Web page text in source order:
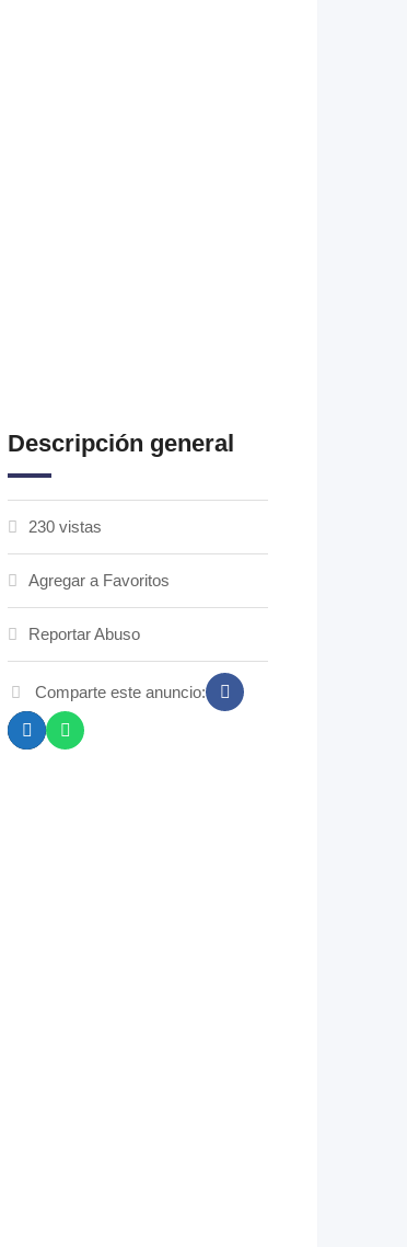
Descripción general
230 vistas
Agregar a Favoritos
Reportar Abuso
Comparte este anuncio: